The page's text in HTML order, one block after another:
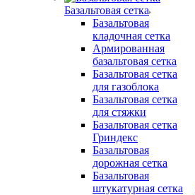
Базальтовая сетка
Базальтовая
кладочная сетка
Армированная
базальтовая сетка
Базальтовая сетка
для газоблока
Базальтовая сетка
для стяжки
Базальтовая сетка
Гриндекс
Базальтовая
дорожная сетка
Базальтовая
штукатурная сетка